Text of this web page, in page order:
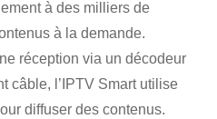
à des milliers de
à la demande.
réception via un décodeur
câble, l’IPTV Smart utilise
diffuser des contenus.